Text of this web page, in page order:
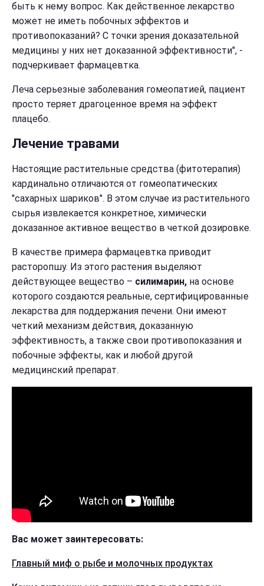
быть к нему вопрос. Как действенное лекарство
может не иметь побочных эффектов и
противопоказаний? С точки зрения доказательной
медицины у них нет доказанной эффективности", -
подчеркивает фармацевтка.
Леча серьезные заболевания гомеопатией, пациент
просто теряет драгоценное время на эффект
плацебо.
Лечение травами
Настоящие растительные средства (фитотерапия)
кардинально отличаются от гомеопатических
"сахарных шариков". В этом случае из растительного
сырья извлекается конкретное, химически
доказанное активное вещество в четкой дозировке.
В качестве примера фармацевтка приводит
расторопшу. Из этого растения выделяют
действующее вещество – силимарин, на основе
которого создаются реальные, сертифицированные
лекарства для поддержания печени. Они имеют
четкий механизм действия, доказанную
эффективность, а также свои противопоказания и
побочные эффекты, как и любой другой
медицинский препарат.
Вас может заинтересовать:
Главный миф о рыбе и молочных продуктах